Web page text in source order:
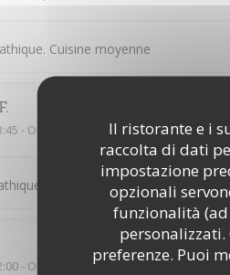
Il ristorante e i
raccolta di dati
impostazione
opzionali
funzionalità
preferenze. Puoi
Cuisine moyenne
F
- Ospiti 7
et souriante
- Ospiti 2